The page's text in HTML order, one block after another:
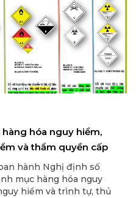
hóa nguy hiểm,
và thẩm quyền cấp
hóa nguy hiểm
hành Nghị định số
mục hàng hóa nguy
hiểm và trình tự, thủ